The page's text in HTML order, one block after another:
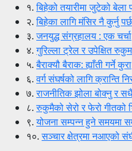
१.बिहेको तयारीमा जुटेको बेला
२.बिहेका लागि मंसिर नै कुर्नु
३.जनयुद्ध संग्रहालय : एक चर्चा
४.गुरिल्ला ट्रेल र उपेक्षित
५.बैराक्यौ बैराक: ह्याँती गर्ने कुरा
६.वर्ग संघर्षको लागि क्रान्ति
७.राजनीतिक झोला बोक्नु र
८.रुकुमैको सेरो र फेरो गीतको
९.योजना सम्पन्न हुने समयमा
१०.सञ्चार क्षेत्रमा नआएको